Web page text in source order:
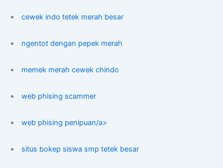
cewek indo tetek merah besar
ngentot dengan pepek merah
memek merah cewek chindo
web phising scammer
web phising penipuan/a>
situs bokep siswa smp tetek besar